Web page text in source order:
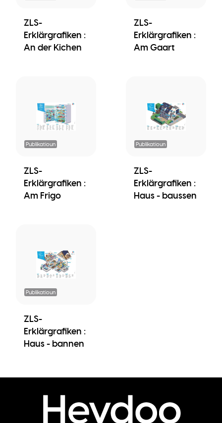
ZLS-
Erklärgrafiken :
An der Kichen
ZLS-
Erklärgrafiken :
Am Gaart
Publikatioun
ZLS-
Erklärgrafiken :
Am Frigo
Publikatioun
ZLS-
Erklärgrafiken :
Haus - baussen
Publikatioun
ZLS-
Erklärgrafiken :
Haus - bannen